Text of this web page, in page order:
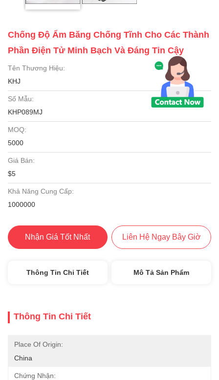
Chống Độ Ẩm Băng Chống Tĩnh Cho Các Thành
Phần Điện Tử Minh Bạch Và Đáng Tin Cậy
Tên Thương Hiệu:
KHJ
Số Mẫu:
KHP089MJ
MOQ:
5000
Giá Bán:
$5
Khả Năng Cung Cấp:
1000000
Nhận Giá Tốt Nhất Liên Hệ Ngay Bây Giờ
Thông Tin Chi Tiết Mô Tả Sản Phẩm
Thông Tin Chi Tiết
Place Of Origin:
China
Chứng Nhận: